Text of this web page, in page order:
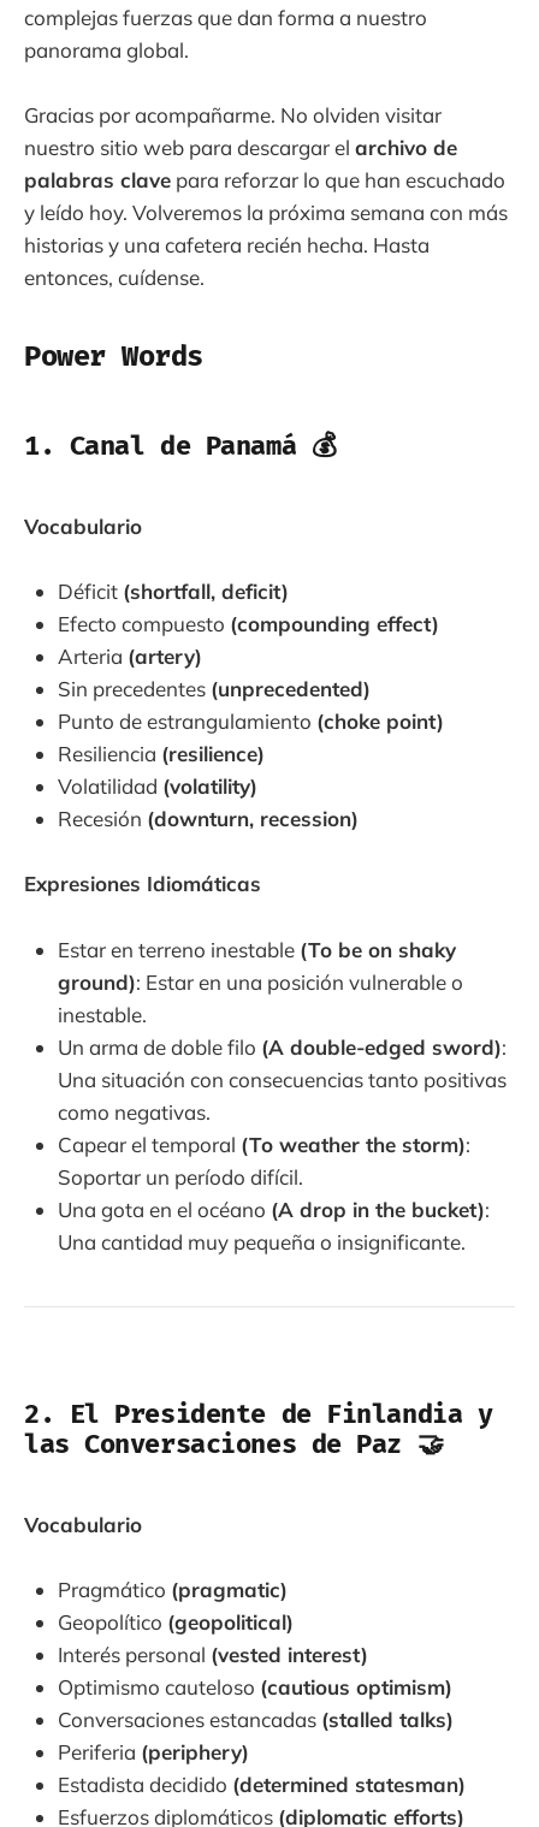
complejas fuerzas que dan forma a nuestro
panorama global.
Gracias por acompañarme. No olviden visitar
nuestro sitio web para descargar el archivo de
palabras clave para reforzar lo que han escuchado
y leído hoy. Volveremos la próxima semana con más
historias y una cafetera recién hecha. Hasta
entonces, cuídense.
Power Words
1. Canal de Panamá 💰
Vocabulario
Déficit (shortfall, deficit)
Efecto compuesto (compounding effect)
Arteria (artery)
Sin precedentes (unprecedented)
Punto de estrangulamiento (choke point)
Resiliencia (resilience)
Volatilidad (volatility)
Recesión (downturn, recession)
Expresiones Idiomáticas
Estar en terreno inestable (To be on shaky
ground): Estar en una posición vulnerable o
inestable.
Un arma de doble filo (A double-edged sword):
Una situación con consecuencias tanto positivas
como negativas.
Capear el temporal (To weather the storm):
Soportar un período difícil.
Una gota en el océano (A drop in the bucket):
Una cantidad muy pequeña o insignificante.
2. El Presidente de Finlandia y
las Conversaciones de Paz 🤝
Vocabulario
Pragmático (pragmatic)
Geopolítico (geopolitical)
Interés personal (vested interest)
Optimismo cauteloso (cautious optimism)
Conversaciones estancadas (stalled talks)
Periferia (periphery)
Estadista decidido (determined statesman)
Esfuerzos diplomáticos (diplomatic efforts)